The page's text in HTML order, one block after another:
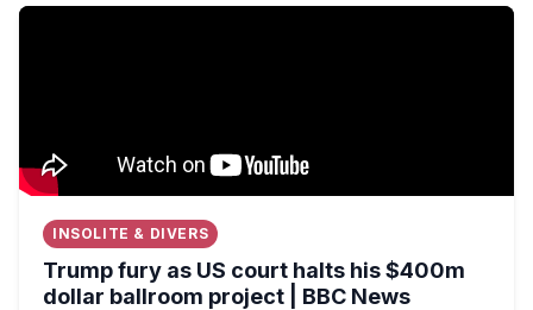
Trump fury as US court halts his $400m dollar
INSOLITE & DIVERS
Trump fury as US court halts his $400m
dollar ballroom project | BBC News